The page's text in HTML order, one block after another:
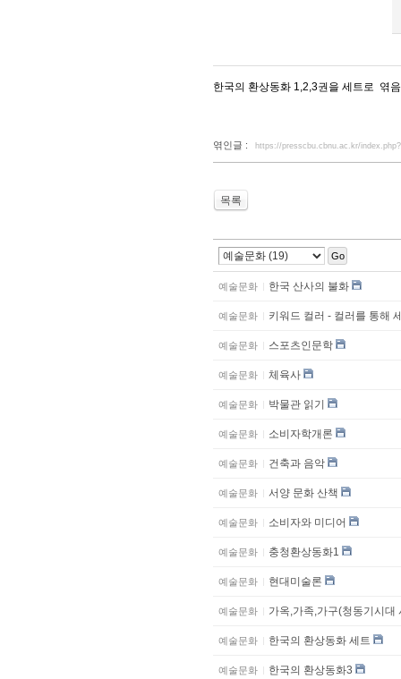
한국의 환상동화 1,2,3권을 세트로 엮음
엮인글 : https://presscbu.cbnu.ac.kr/
목록
Go
예술문화 한국 산사의 불화
예술문화 키워드 컬러 - 컬러를 통해
예술문화 스포츠인문학
예술문화 체육사
예술문화 박물관 읽기
예술문화 소비자학개론
예술문화 건축과 음악
예술문화 서양 문화 산책
예술문화 소비자와 미디어
예술문화 충청환상동화1
예술문화 현대미술론
예술문화 가옥,가족,가구(청동기시대
예술문화 한국의 환상동화 세트
예술문화 한국의 환상동화3